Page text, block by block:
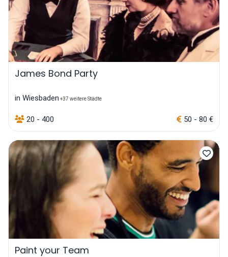
James Bond Party
in Wiesbaden +37 weitere Städte
20 - 400 50 - 80 €
Paint your Team